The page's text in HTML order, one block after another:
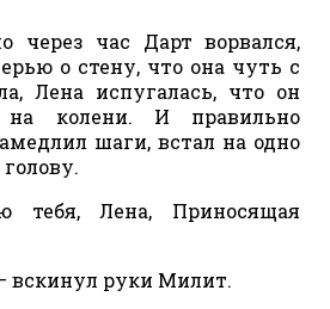
через час Дарт ворвался,
о стену, что она чуть с
Лена испугалась, что он
на колени. И правильно
шаги, встал на одно
тебя, Лена, Приносящая
вскинул руки Милит.